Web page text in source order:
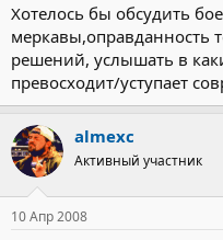
Хотелось бы обсудить
меркавы,оправданность
решений, услышать в
превосходит/уступает
almexc
Активный участник
10 Апр 2008